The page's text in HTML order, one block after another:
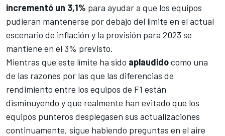
incrementó un 3,1% para ayudar a que los equipos
pudieran mantenerse por debajo del límite en el actual
escenario de inflación y la provisión para 2023 se
mantiene en el 3% previsto.
Mientras que este límite ha sido aplaudidocomo una
de las razones por las que las diferencias de
rendimiento entre los equipos de F1 están
disminuyendo y que realmente han evitado que los
equipos punteros desplegasen sus actualizaciones
continuamente, sigue habiendo preguntas en el aire